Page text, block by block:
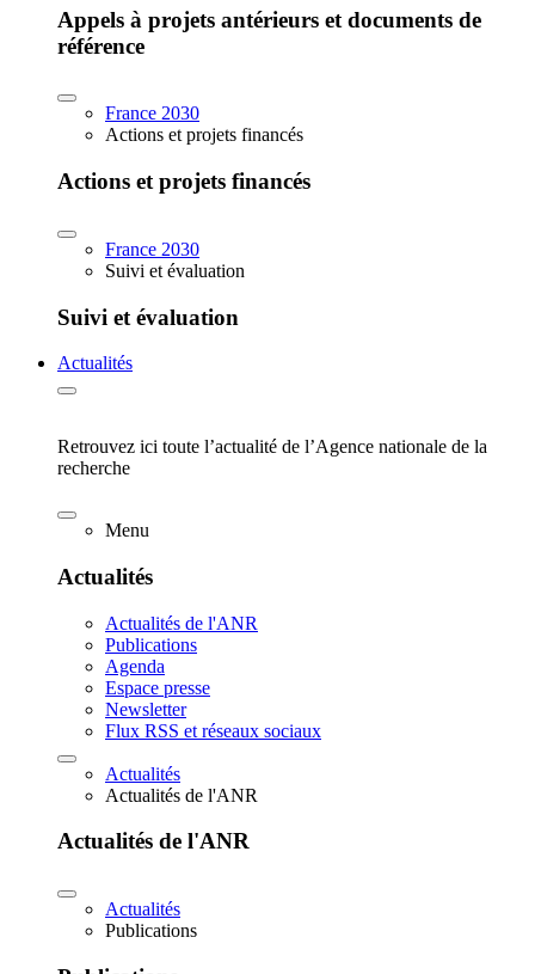
Appels à projets antérieurs et documents de
référence
France 2030
Actions et projets financés
Actions et projets financés
France 2030
Suivi et évaluation
Suivi et évaluation
Actualités
Retrouvez ici toute l’actualité de l’Agence nationale de la
recherche
Menu
Actualités
Actualités de l'ANR
Publications
Agenda
Espace presse
Newsletter
Flux RSS et réseaux sociaux
Actualités
Actualités de l'ANR
Actualités de l'ANR
Actualités
Publications